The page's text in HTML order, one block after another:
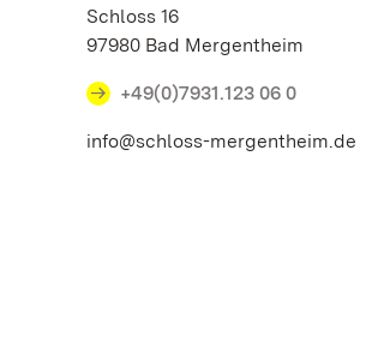
Schloss 16
97980 Bad Mergentheim
+49(0)7931.123 06 0
info@schloss-mergentheim.de